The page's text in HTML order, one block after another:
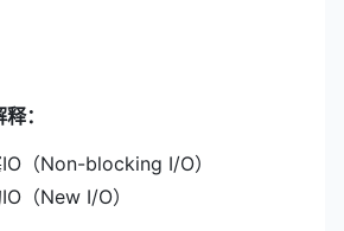
：
（Non-blocking I/O）
（New I/O）